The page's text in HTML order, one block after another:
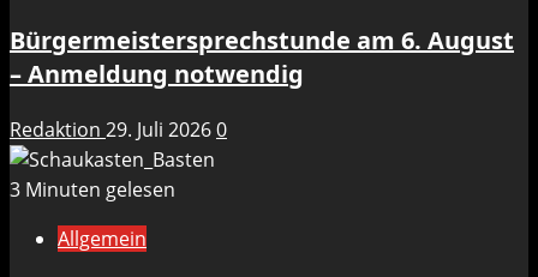
Bürgermeistersprechstunde am 6. August
– Anmeldung notwendig
Redaktion 29. Juli 20260
3 Minuten gelesen
Allgemein